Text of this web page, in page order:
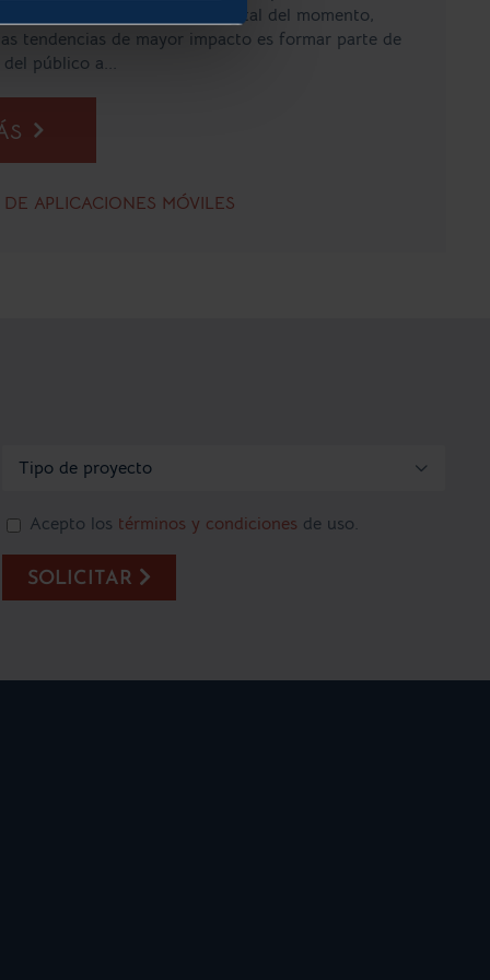
te ubicará en el mundo digital del momento,
tendencias de mayor impacto es formar parte de
público a...
APLICACIONES MÓVILES

Acepto los términos y condiciones de uso.
SOLICITAR